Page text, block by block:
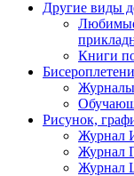
Другие виды
Книги
Рисунок,
Журнал
Журнал
Журнал